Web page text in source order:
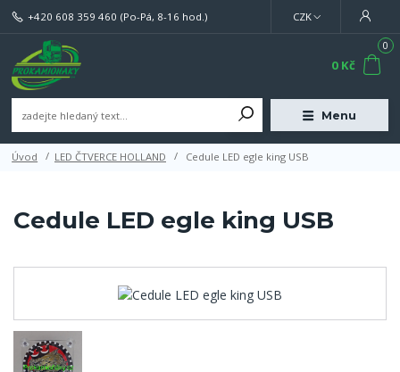
Menu
CZK
+420 608 359 460 (Po-Pá, 8-16 hod.)
0
0 Kč
Úvod LED ČTVERCE HOLLAND Cedule LED egle king USB
Cedule LED egle king USB